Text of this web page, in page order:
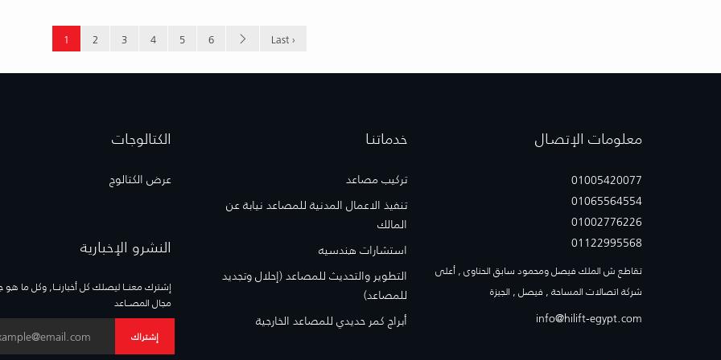
1 2 3 4 5 6 Last ›
معلومات الإتصـال
01005420077
01065564554
01002776226
01122995568
تقاطع ش الملك فيصل ومحمود سابق الحناوى , أعلى
شركة اتصالات المساحة , فيصل , الجيزة
info@hilift-egypt.com
خدماتنـا
تركيب مصاعد
تنفيذ الاعمال المدنية للمصاعد نيابة عن
المالك
استشارات هندسيه
التطوير والتحديث للمصاعد (إحلال وتجديد
للمصاعد)
أبراج كمر حديدي للمصاعد الخارجية
الكتالوجات
عرض الكتالوج
النشرو الإخبارية
إشترك معنــا ليصلك كل أخبارنــا, وكل ما
مجال المصــاعد